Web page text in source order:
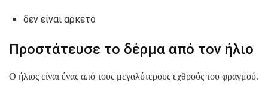
δεν είναι αρκετό
Προστάτευσε το δέρμα από τον ήλιο
Ο ήλιος είναι ένας από τους μεγαλύτερους εχθρούς του φραγμού.